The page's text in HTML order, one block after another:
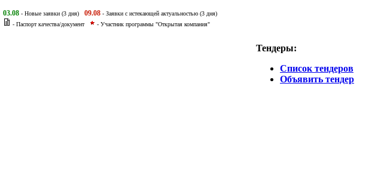
03.08 - Новые заявки (3 дня) 09.08 - Заявки с истекающей актуальностью (3 дня)
- Паспорт качества/документ
- Участник программы "Открытая компания"
Тендеры:
Список тендеров
Объявить тендер